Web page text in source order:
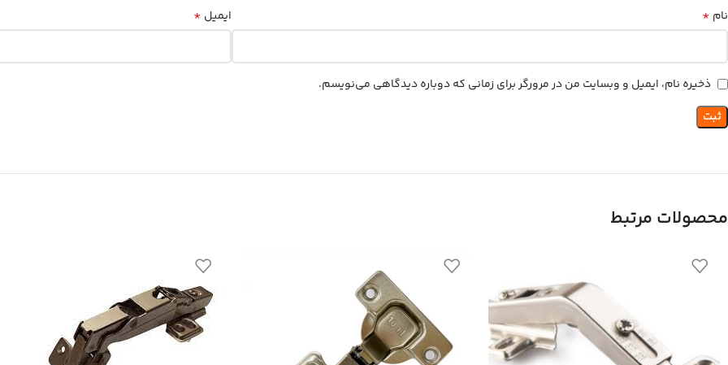
نام * ایمیل *
ذخیره نام، ایمیل و وبسایت من در مرورگر برای زمانی که دوباره دیدگاهی می‌نویسم.
محصولات مرتبط